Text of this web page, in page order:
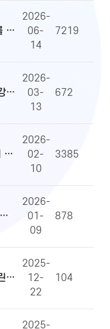
🔹 알레르기 질환 예방관리를 위한 알자내몸 이벤트
2026-
06-
14
7219
🎈예비 엄마와 우리 아이 건강정보, 무엇이든 물어보세요!🎈당첨자 발표
2026-
03-
13
672
🎈[이벤트] 예비 엄마와 우리 아이 건강정보, 무엇이든 물어보세요!🎈
2026-
02-
10
3385
국가건강정보포털 로그인 체계 전환 및 OpenAPI 이용 안내
2026-
01-
09
878
❤️청소년 건강 실천 숏폼 챌린지 당첨자 발표
2025-
12-
22
104
2025-